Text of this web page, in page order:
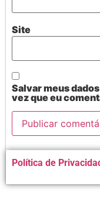
Site
Salvar meus
vez que eu
Alternative:
Política de